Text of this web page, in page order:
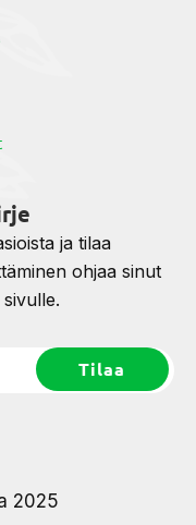
ja tilaa
ohjaa sinut
2025